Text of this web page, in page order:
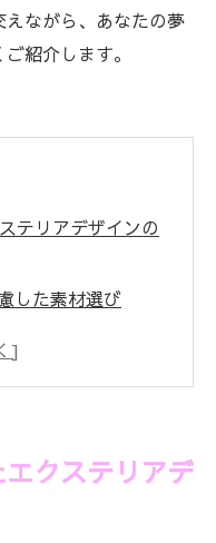
ながら、あなたの夢
紹介します。
テリアデザインの
した素材選び
ンポイント
策
テリア革命
クステリアデ